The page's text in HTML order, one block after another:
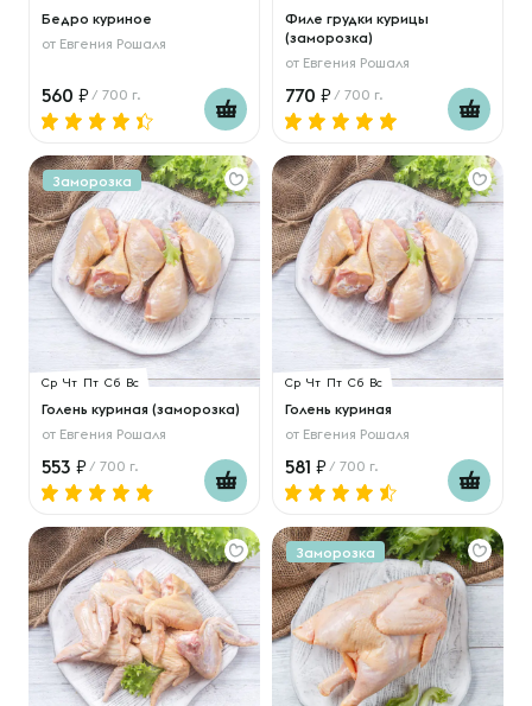
Бедро куриное
от Евгения Рошаля
560 / 700 г.
Филе грудки курицы
(заморозка)
от Евгения Рошаля
770 / 700 г.
Заморозка
Ср Чт Пт Сб Вс
Голень куриная (заморозка)
от Евгения Рошаля
553 / 700 г.
Ср Чт Пт Сб Вс
Голень куриная
от Евгения Рошаля
581 / 700 г.
Заморозка